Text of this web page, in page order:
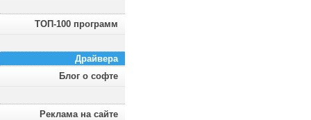
ТОП-100 программ
Драйвера
Блог о софте
Реклама на сайте